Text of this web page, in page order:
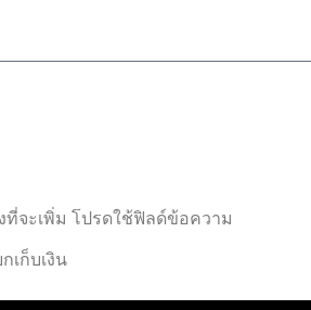
จะเพิ่ม โปรดใช้ฟิลด์ข้อความ
เก็บเงิน